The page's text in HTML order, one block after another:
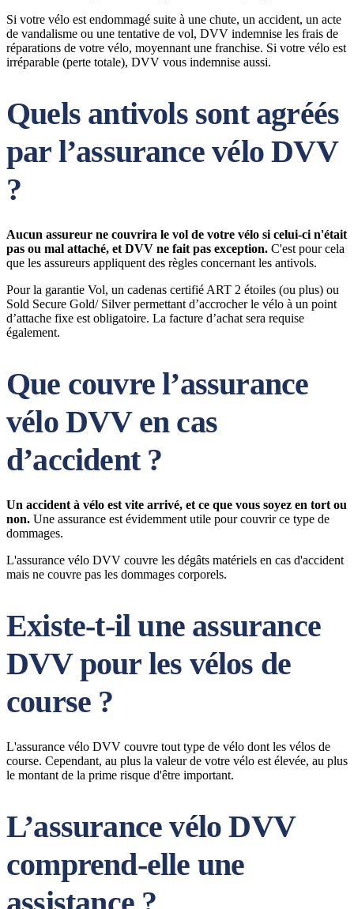
Si votre vélo est endommagé suite à une chute, un accident, un acte
de vandalisme ou une tentative de vol, DVV indemnise les frais de
réparations de votre vélo, moyennant une franchise. Si votre vélo est
irréparable (perte totale), DVV vous indemnise aussi.
Quels antivols sont agréés
par l’assurance vélo DVV
?
Aucun assureur ne couvrira le vol de votre vélo si celui-ci n'était
pas ou mal attaché, et DVV ne fait pas exception. C'est pour cela
que les assureurs appliquent des règles concernant les antivols.
Pour la garantie Vol, un cadenas certifié ART 2 étoiles (ou plus) ou
Sold Secure Gold/ Silver permettant d’accrocher le vélo à un point
d’attache fixe est obligatoire. La facture d’achat sera requise
également.
Que couvre l’assurance
vélo DVV en cas
d’accident ?
Un accident à vélo est vite arrivé, et ce que vous soyez en tort ou
non. Une assurance est évidemment utile pour couvrir ce type de
dommages.
L'assurance vélo DVV couvre les dégâts matériels en cas d'accident
mais ne couvre pas les dommages corporels.
Existe-t-il une assurance
DVV pour les vélos de
course ?
L'assurance vélo DVV couvre tout type de vélo dont les vélos de
course. Cependant, au plus la valeur de votre vélo est élevée, au plus
le montant de la prime risque d'être important.
L’assurance vélo DVV
comprend-elle une